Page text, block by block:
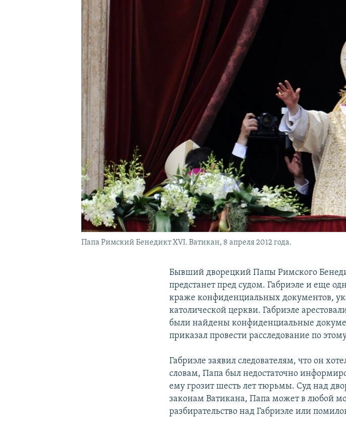
Папа Римский Бенедикт XVI. Ватикан, 8 апреля 2012 года.
Бывший дворецкий Папы Римского
предстанет пред судом. Габриэле и еще
краже конфиденциальных документов,
католической церкви. Габриэле
были найдены конфиденциальные
приказал провести расследование по
Габриэле заявил следователям, что он
словам, Папа был недостаточно
ему грозит шесть лет тюрьмы. Суд над
законам Ватикана, Папа может в любой
разбирательство над Габриэле или